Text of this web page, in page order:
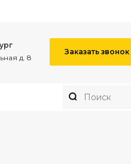
д. 8
Заказать звонок